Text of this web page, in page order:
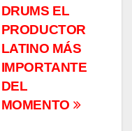
DRUMS EL
PRODUCTOR
LATINO MÁS
IMPORTANTE
DEL
MOMENTO